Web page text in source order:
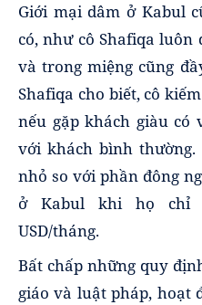
Giới mại dâm ở Kabul
có, như cô Shafiqa
và trong miệng cũng
Shafiqa cho biết, cô
nếu gặp khách giàu có
với khách bình
nhỏ so với phần đông
ở Kabul khi họ chỉ
USD/tháng.
Bất chấp những quy
giáo và luật pháp, hoạt